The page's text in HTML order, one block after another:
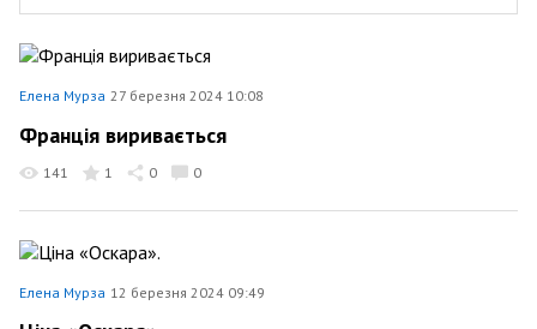
Елена Мурза 27 березня 2024 10:08
Франція виривається
141 1 0 0
Елена Мурза 12 березня 2024 09:49